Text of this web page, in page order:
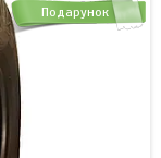
Подарунок